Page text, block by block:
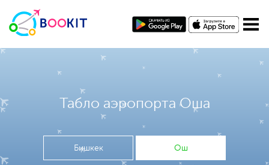
Табло аэропорта Оша
Бишкек Ош